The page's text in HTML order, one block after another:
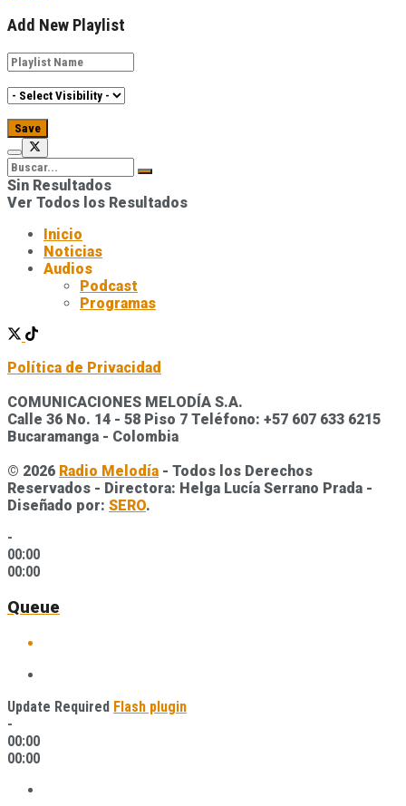
Add New Playlist
Sin Resultados
Ver Todos los Resultados
Inicio
Noticias
Audios
Podcast
Programas
Política de Privacidad
COMUNICACIONES MELODÍA S.A.
Calle 36 No. 14 - 58 Piso 7 Teléfono: +57 607 633 6215
Bucaramanga - Colombia
© 2026 Radio Melodía - Todos los Derechos
Reservados - Directora: Helga Lucía Serrano Prada -
Diseñado por: SERO.
-
00:00
00:00
Queue
Update Required Flash plugin
-
00:00
00:00